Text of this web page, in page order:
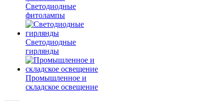
Светодиодные
фитолампы
Светодиодные
гирлянды
Промышленное и
складское освещение